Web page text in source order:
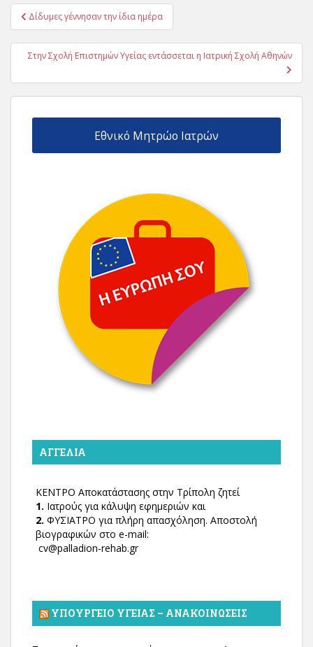
Πλοήγηση
άρθρων
Δίδυμες γέννησαν την ίδια ημέρα
Στην Σχολή Επιστημών Υγείας εντάσσεται η Ιατρική Σχολή Αθηνών
Εθνικό Μητρώο Ιατρών
ΑΓΓΕΛΊΑ
ΚΕΝΤΡΟ Αποκατάστασης στην Τρίπολη ζητεί
1. Ιατρούς για κάλυψη εφημεριών και
2. ΦΥΣΙΑΤΡΟ για πλήρη απασχόληση. Αποστολή
βιογραφικών στο e-mail:
cv@palladion-rehab.gr
ΥΠΟΥΡΓΕΊΟ ΥΓΕΊΑΣ – ΑΝΑΚΟΙΝΏΣΕΙΣ